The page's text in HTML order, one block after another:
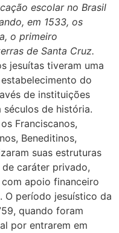
escolar no Brasil
em 1533, os
o primeiro
de Santa Cruz.
jesuítas tiveram uma
do
de instituições
séculos de história.
Franciscanos,
Beneditinos,
suas estruturas
caráter privado,
apoio financeiro
O período jesuístico da
quando foram
por entrarem em